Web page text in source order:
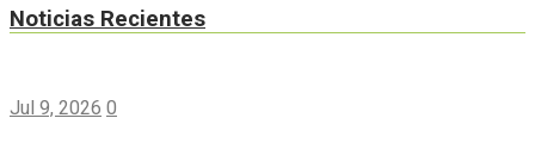
Noticias Recientes
Jul 9, 2026 0